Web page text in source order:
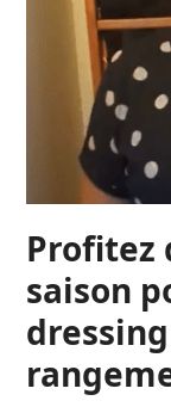
Profitez
saison